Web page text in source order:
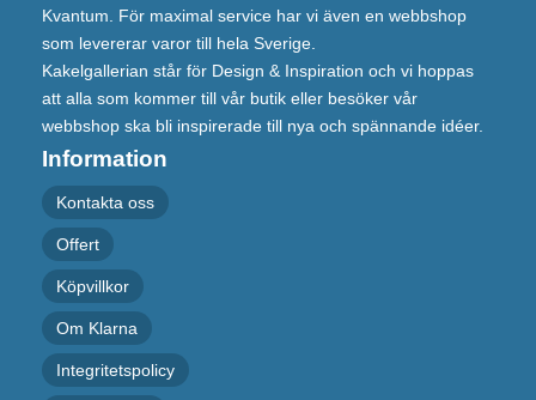
Kvantum. För maximal service har vi även en webbshop
som levererar varor till hela Sverige.
Kakelgallerian står för Design & Inspiration och vi hoppas
att alla som kommer till vår butik eller besöker vår
webbshop ska bli inspirerade till nya och spännande idéer.
Information
Kontakta oss
Offert
Köpvillkor
Om Klarna
Integritetspolicy